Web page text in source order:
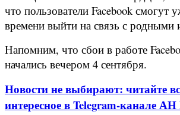
что пользователи Facebook смогут
времени выйти на связь с
Напомним, что сбои в работе
начались вечером 4 сентября.
Новости не выбирают: читайте
интересное в Telegram-канале АН